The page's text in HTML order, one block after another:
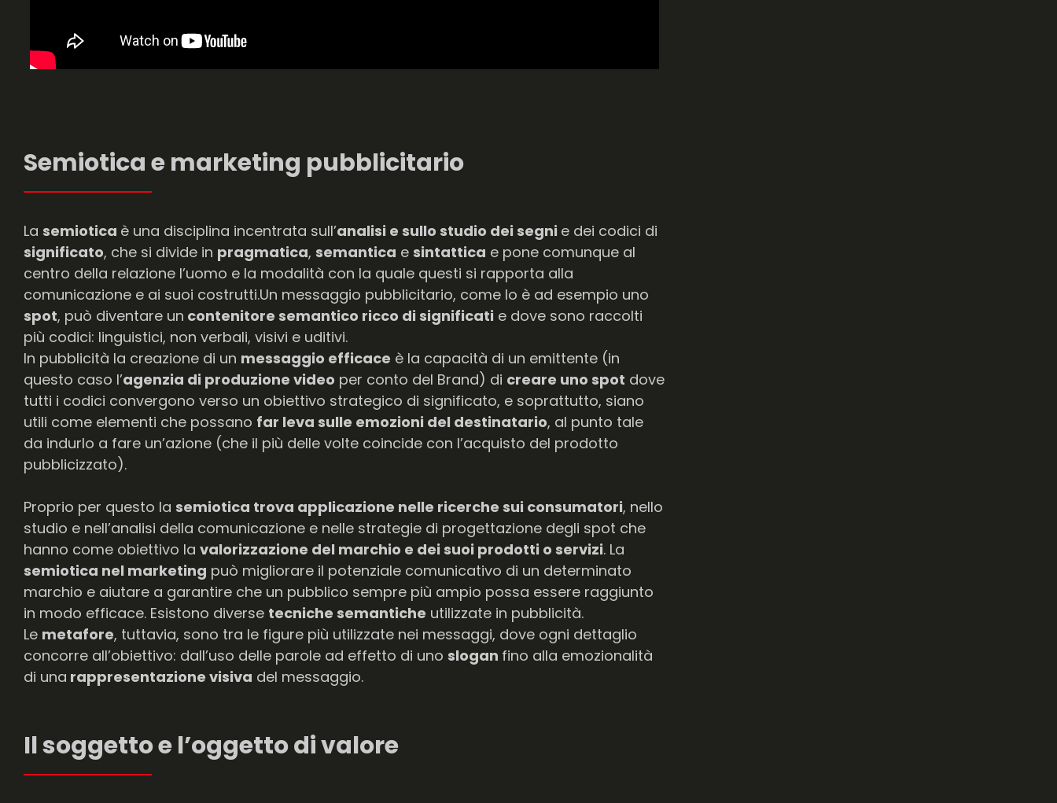
Semiotica e marketing pubblicitario
La semiotica è una disciplina incentrata sull’analisi e sullo studio dei segni e dei codici di
significato, che si divide in pragmatica, semantica e sintattica e pone comunque al
centro della relazione l’uomo e la modalità con la quale questi si rapporta alla
comunicazione e ai suoi costrutti.Un messaggio pubblicitario, come lo è ad esempio uno
spot, può diventare un contenitore semantico ricco di significati e dove sono raccolti
più codici: linguistici, non verbali, visivi e uditivi.
In pubblicità la creazione di un messaggio efficace è la capacità di un emittente (in
questo caso l’agenzia di produzione video per conto del Brand) di creare uno spot dove
tutti i codici convergono verso un obiettivo strategico di significato, e soprattutto, siano
utili come elementi che possano far leva sulle emozioni del destinatario, al punto tale
da indurlo a fare un’azione (che il più delle volte coincide con l’acquisto del prodotto
pubblicizzato).
Proprio per questo la semiotica trova applicazione nelle ricerche sui consumatori, nello
studio e nell’analisi della comunicazione e nelle strategie di progettazione degli spot che
hanno come obiettivo la valorizzazione del marchio e dei suoi prodotti o servizi. La
semiotica nel marketing può migliorare il potenziale comunicativo di un determinato
marchio e aiutare a garantire che un pubblico sempre più ampio possa essere raggiunto
in modo efficace. Esistono diverse tecniche semantiche utilizzate in pubblicità.
Le metafore, tuttavia, sono tra le figure più utilizzate nei messaggi, dove ogni dettaglio
concorre all’obiettivo: dall’uso delle parole ad effetto di uno slogan fino alla emozionalità
di una rappresentazione visiva del messaggio.
Il soggetto e l’oggetto di valore